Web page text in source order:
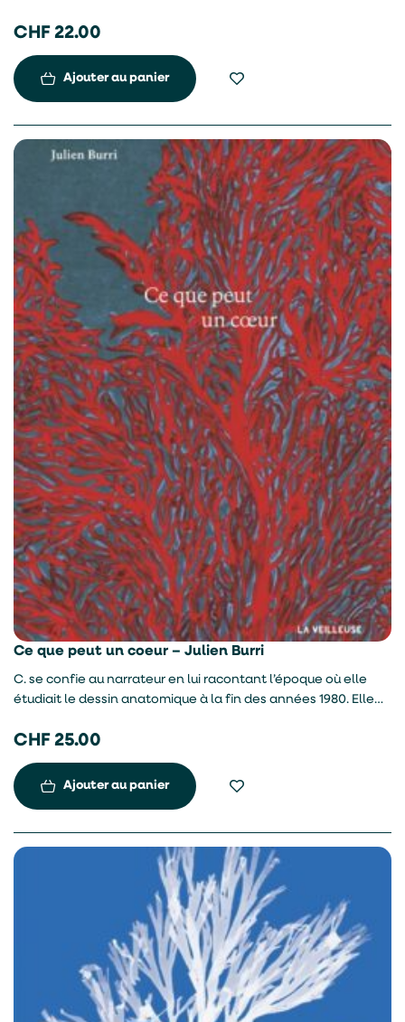
CHF 22.00
Ajouter au panier
Ce que peut un coeur – Julien Burri
C. se confie au narrateur en lui racontant l’époque où elle
étudiait le dessin anatomique à la fin des années 1980. Elle
de 23 ans qui avait été écorché par des médecins-
anatomistes.
CHF 25.00
Ajouter au panier